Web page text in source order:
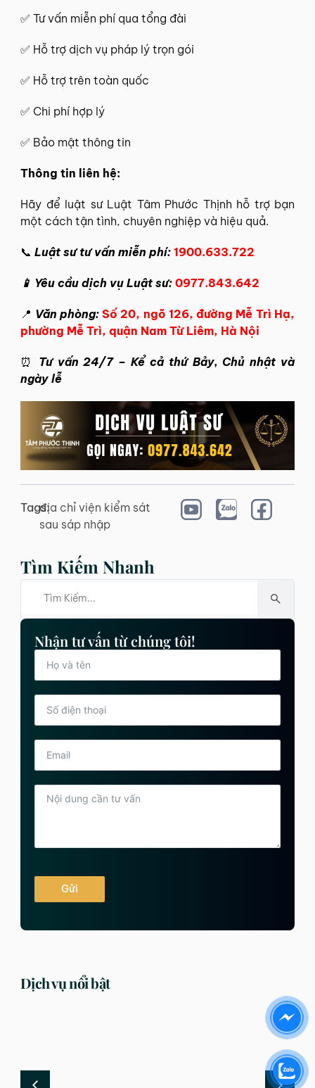
✅ Tư vấn miễn phí qua tổng đài
✅ Hỗ trợ dịch vụ pháp lý trọn gói
✅ Hỗ trợ trên toàn quốc
✅ Chi phí hợp lý
✅ Bảo mật thông tin
Thông tin liên hệ:
Hãy để luật sư Luật Tâm Phước Thịnh hỗ trợ bạn
một cách tận tình, chuyên nghiệp và hiệu quả.
📞 Luật sư tư vấn miễn phí: 1900.633.722
📱 Yêu cầu dịch vụ Luật sư: 0977.843.642
📍 Văn phòng: Số 20, ngõ 126, đường Mễ Trì Hạ,
phường Mễ Trì, quận Nam Từ Liêm, Hà Nội
⏰ Tư vấn 24/7 – Kể cả thứ Bảy, Chủ nhật và
ngày lễ
Tags:địa chỉ viện kiểm sát
sau sáp nhập
Tìm Kiếm Nhanh
Nhận tư vấn từ chúng tôi!
Gửi
Dịch vụ nổi bật